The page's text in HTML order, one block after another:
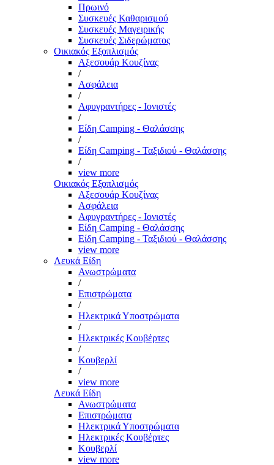
Πρωινό
Συσκευές Καθαρισμού
Συσκευές Μαγειρικής
Συσκευές Σιδερώματος
Οικιακός Εξοπλισμός
Αξεσουάρ Κουζίνας
/
Ασφάλεια
/
Αφυγραντήρες - Ιονιστές
/
Είδη Camping - Θαλάσσης
/
Είδη Camping - Ταξιδιού - Θαλάσσης
/
view more
Οικιακός Εξοπλισμός
Αξεσουάρ Κουζίνας
Ασφάλεια
Αφυγραντήρες - Ιονιστές
Είδη Camping - Θαλάσσης
Είδη Camping - Ταξιδιού - Θαλάσσης
view more
Λευκά Είδη
Ανωστρώματα
/
Επιστρώματα
/
Ηλεκτρικά Υποστρώματα
/
Ηλεκτρικές Κουβέρτες
/
Κουβερλί
/
view more
Λευκά Είδη
Ανωστρώματα
Επιστρώματα
Ηλεκτρικά Υποστρώματα
Ηλεκτρικές Κουβέρτες
Κουβερλί
view more